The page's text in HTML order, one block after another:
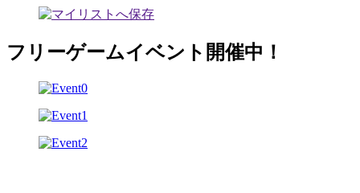
フリーゲームイベント開催中！